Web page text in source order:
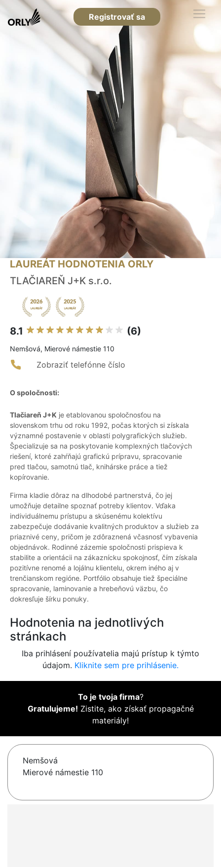
Registrovať sa
LAUREÁT HODNOTENIA ORLY
TLAČIAREŇ J+K s.r.o.
8.1 (6)
Nemšová, Mierové námestie 110
Zobraziť telefónne číslo
O spoločnosti:
Tlačiareň J+K je etablovanou spoločnosťou na
slovenskom trhu od roku 1992, počas ktorých si získala
významné postavenie v oblasti polygrafických služieb.
Špecializuje sa na poskytovanie komplexných tlačových
riešení, ktoré zahŕňajú grafickú prípravu, spracovanie
pred tlačou, samotnú tlač, knihárske práce a tiež
kopírovanie.
Firma kladie dôraz na dlhodobé partnerstvá, čo jej
umožňuje detailne spoznať potreby klientov. Vďaka
individuálnemu prístupu a skúsenému kolektívu
zabezpečuje dodávanie kvalitných produktov a služieb za
priaznivé ceny, pričom je zdôraznená včasnosť vybavenia
objednávok. Rodinné zázemie spoločnosti prispieva k
stabilite a orientácii na zákaznícku spokojnosť, čím získala
pozitívne renomé a lojálnu klientelu, okrem iného aj v
trenčianskom regióne. Portfólio obsahuje tiež špeciálne
spracovanie, laminovanie a hrebeňovú väzbu, čo
dokresľuje šírku ponuky.
Hodnotenia na jednotlivých
stránkach
Iba prihlásení používatelia majú prístup k týmto
údajom. Kliknite sem pre prihlásenie.
To je tvoja firma?
Gratulujeme! Zistite, ako získať propagačné
materiály!
Nemšová
Mierové námestie 110